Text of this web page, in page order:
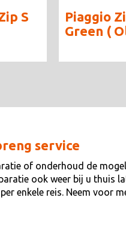
S
Piaggio
Green (
service
of onderhoud de
ook weer bij u thuis
enkele reis. Neem voor